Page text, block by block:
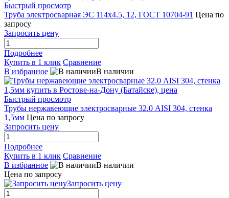
Быстрый просмотр
Труба электросварная ЭС 114х4.5, 12, ГОСТ 10704-91 Цена по
запросу
Запросить цену
Подробнее
Купить в 1 клик Сравнение
В избранное
В наличии
Быстрый просмотр
Трубы нержавеющие электросварные 32.0 AISI 304, стенка
1,5мм Цена по запросу
Запросить цену
Подробнее
Купить в 1 клик Сравнение
В избранное
В наличии
Цена по запросу
Запросить цену